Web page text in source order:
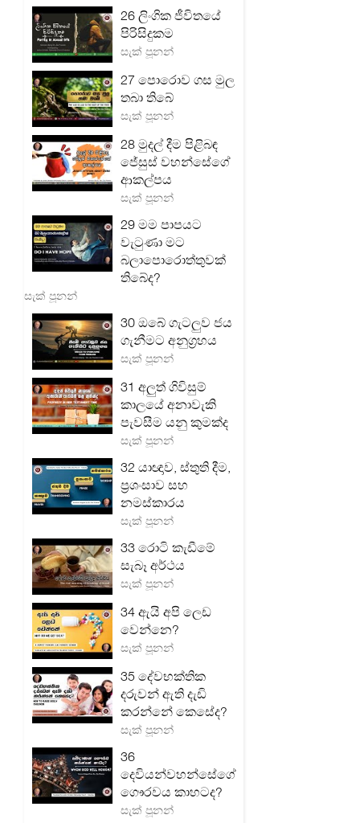
26 ලිංගික ජීවිතයේ
පිරිසිදුකම
සැක් පූනන්
27 පොරොව ගස මුල
තබා තිබේ
සැක් පූනන්
28 මුදල් දීම පිළිබඳ
ජේසුස් වහන්සේගේ
ආකල්පය
සැක් පූනන්
29 මම පාපයට
වැටුණා මට
බලාපොරොත්තුවක්
තිබේද?
සැක් පූනන්
30 ඔබේ ගැටලු‍ව ජය
ගැනීමට අනුග්‍රහය
සැක් පූනන්
31 අලුත් ගිවිසුම්
කාලයේ අනාවැකි
පැවසීම යනු කුමක්ද
සැක් පූනන්
32 යාඥාව, ස්තුති දීම,
ප්‍රශංසාව සහ
නමස්කාරය
සැක් පූනන්
33 රොටි කැඩීමේ
සැබෑ අර්ථය
සැක් පූනන්
34 ඇයි අපි ලෙඩ
වෙන්නෙ?
සැක් පූනන්
35 දේවභක්තික
දරුවන් ඇති දැඩි
කරන්නේ කෙසේද?
සැක් පූනන්
36
දෙවියන්වහන්සේගේ
ගෞරවය කාහටද?
සැක් පූනන්